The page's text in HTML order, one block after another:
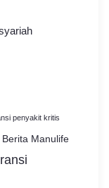
penyakit kritis
Berita Manulife